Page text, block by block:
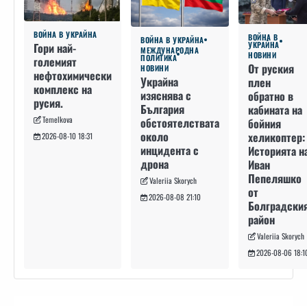
ВОЙНА В УКРАЙНА
Гори най-
големият
нефтохимически
комплекс на
русия.
Temelkova
2026-08-10 18:31
ВОЙНА В УКРАЙНА
МЕЖДУНАРОДНА
ПОЛИТИКА
НОВИНИ
Украйна
изяснява с
България
обстоятелствата
около
инцидента с
дрона
Valeriia Skorych
2026-08-08 21:10
ВОЙНА В
УКРАЙНА
НОВИНИ
От руския
плен
обратно в
кабината на
бойния
хеликоптер:
Историята
Иван
Пепеляшко
от
район
Valeriia Skorych
2026-08-06